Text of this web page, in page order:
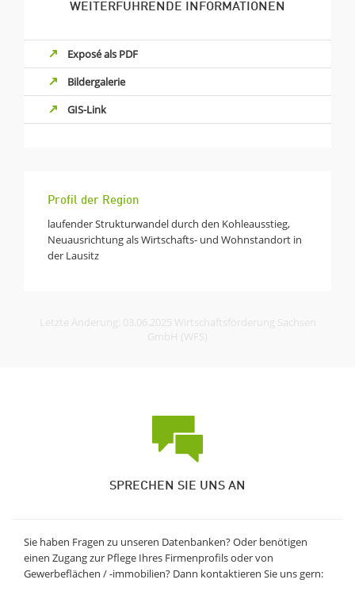
WEITERFÜHRENDE INFORMATIONEN
Exposé als PDF
Bildergalerie
GIS-Link
Profil der Region
laufender Strukturwandel durch den Kohleausstieg,
Neuausrichtung als Wirtschafts- und Wohnstandort in
der Lausitz
Letzte Änderung: 03.06.2025 Wirtschaftsförderung Sachsen
GmbH (WFS)
SPRECHEN SIE UNS AN
Sie haben Fragen zu unseren Datenbanken? Oder benötigen
einen Zugang zur Pflege Ihres Firmenprofils oder von
Gewerbeflächen / -immobilien? Dann kontaktieren Sie uns gern: